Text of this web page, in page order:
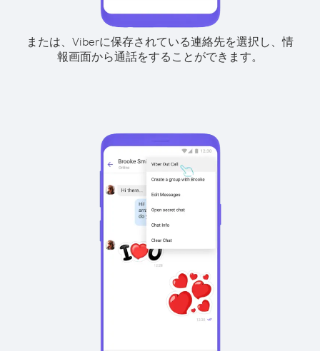
または、Viberに保存されている連絡先を選択し、情
報画面から通話をすることができます。